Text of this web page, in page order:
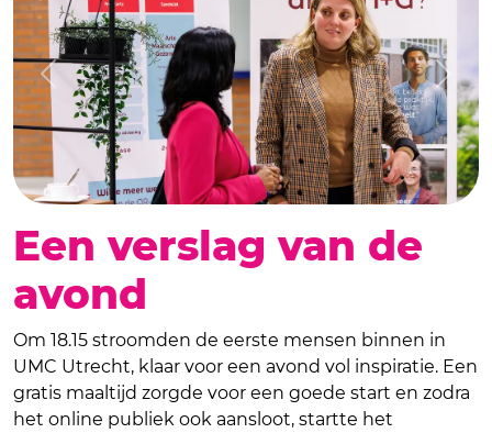
Previous Next
Een verslag van de
avond
Om 18.15 stroomden de eerste mensen binnen in
UMC Utrecht, klaar voor een avond vol inspiratie. Een
gratis maaltijd zorgde voor een goede start en zodra
het online publiek ook aansloot, startte het